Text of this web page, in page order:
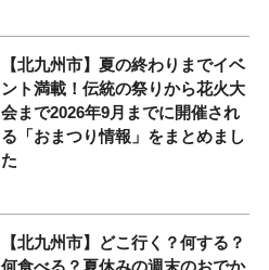
【北九州市】夏の終わりまでイベ
ント満載！伝統の祭りから花火大
会まで2026年9月までに開催され
る「おまつり情報」をまとめまし
た
【北九州市】どこ行く？何する？
何食べる？夏休みの週末のおでか